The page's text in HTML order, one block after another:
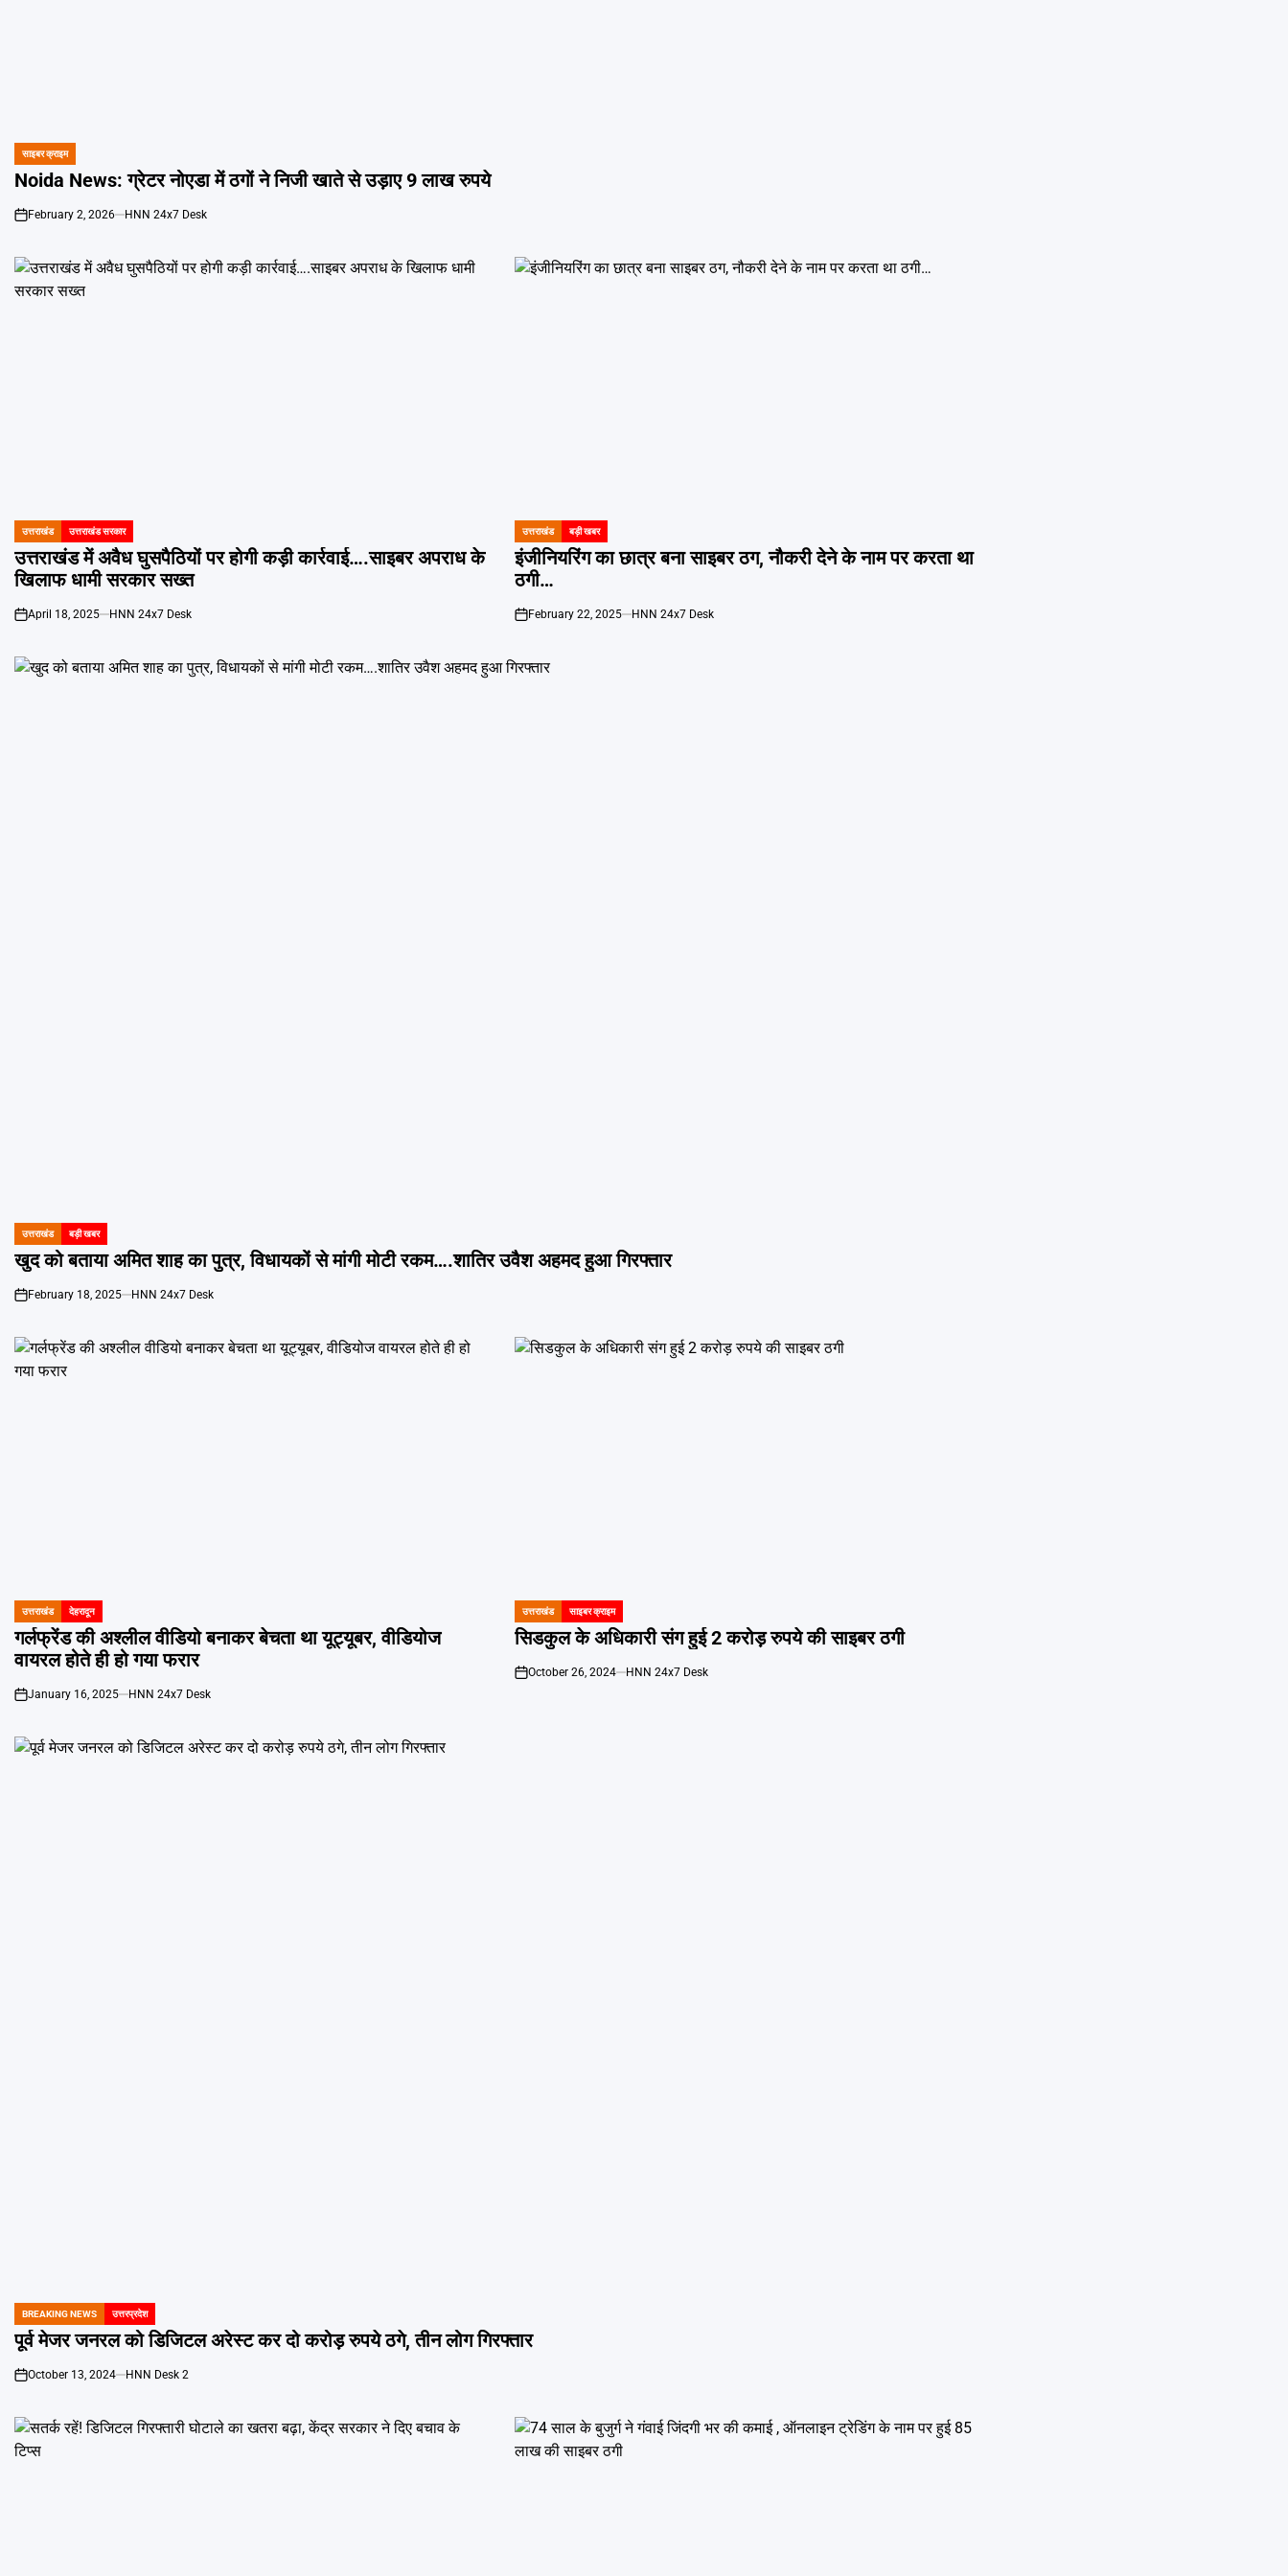
POSTED
IN
साइबर क्राइम
Noida News: ग्रेटर नोएडा में ठगों ने निजी खाते से उड़ाए 9 लाख रुपये
on
February 2, 2026 HNN 24x7 Desk
POSTED
IN
उत्तराखंड उत्तराखंड सरकार
उत्तराखंड में अवैध घुसपैठियों पर होगी कड़ी कार्रवाई….साइबर अपराध के
खिलाफ धामी सरकार सख्त
on
April 18, 2025 HNN 24x7 Desk
POSTED
IN
उत्तराखंड बड़ी खबर
इंजीनियरिंग का छात्र बना साइबर ठग, नौकरी देने के नाम पर करता था
ठगी…
on
February 22, 2025 HNN 24x7 Desk
POSTED
IN
उत्तराखंड बड़ी खबर
खुद को बताया अमित शाह का पुत्र, विधायकों से मांगी मोटी रकम….शातिर उवैश अहमद हुआ गिरफ्तार
on
February 18, 2025 HNN 24x7 Desk
POSTED
IN
उत्तराखंड देहरादून
गर्लफ्रेंड की अश्लील वीडियो बनाकर बेचता था यूट्यूबर, वीडियोज
वायरल होते ही हो गया फरार
on
January 16, 2025 HNN 24x7 Desk
POSTED
IN
उत्तराखंड साइबर क्राइम
सिडकुल के अधिकारी संग हुई 2 करोड़ रुपये की साइबर ठगी
on
October 26, 2024 HNN 24x7 Desk
POSTED
IN
BREAKING NEWS उत्तरप्रदेश
पूर्व मेजर जनरल को डिजिटल अरेस्ट कर दो करोड़ रुपये ठगे, तीन लोग गिरफ्तार
on
October 13, 2024 HNN Desk 2